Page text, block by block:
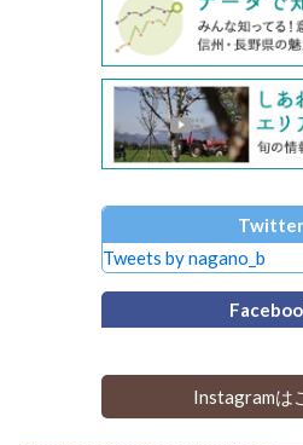
Twitter
Tweets by nagano_b
Instagramは